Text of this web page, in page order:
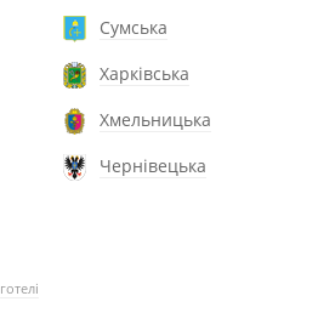
Сумська
Харківська
Хмельницька
Чернівецька
готелі